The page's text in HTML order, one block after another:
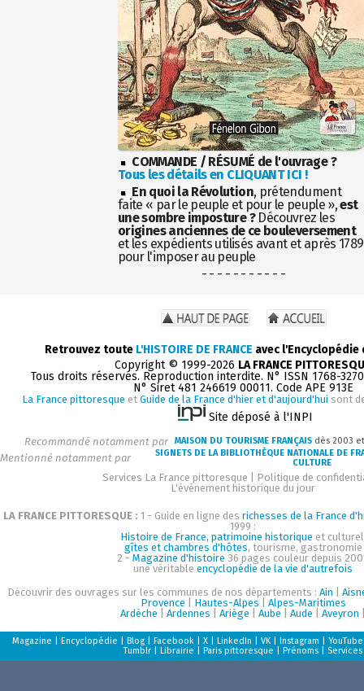
COMMANDE / RÉSUMÉ de l'ouvrage ?
Tous les détails en CLIQUANT ICI !
En quoi la Révolution, prétendument
faite « par le peuple et pour le peuple »,est
une sombre imposture ?Découvrez les
origines anciennes de ce bouleversement
et les expédients utilisés avant et après 1789
pour l'imposer au peuple
- - - - - - - - - - -
Retrouvez toute L'HISTOIRE DE FRANCE avec
Copyright © 1999-2026 LA FRANCE
Tous droits réservés. Reproduction interdite. N° ISSN 1768-
N° Siret 481 246619 00011. Code APE 913E
La France pittoresque et Guide de la France d'hier et d'aujourd'hui sont
Site déposé à l'INPI
Recommandé notamment par MAISON DU TOURISME FRANÇAIS dès 2003
Mentionné notamment par
SIGNETS DE LA BIBLIOTHÈQUE NATIONALE DE
CULTURE
Services La France pittoresque
Politique de
L'événement historique du jour
LA FRANCE PITTORESQUE : 1 - Guide en ligne des richesses de la France
1999 :
Histoire de France, patrimoine historique et
gîtes et chambres d'hôtes, tourisme, gastronomie
2 - Magazine d'histoire 36 pages couleur depuis
une véritableencyclopédie de la vie d'autrefois
Découvrir des ouvrages sur les communes de nos départements :Ain |
Provence
Hautes-Alpes
Alpes-Maritimes
Ardèche |Ardennes |Ariège |Aube |Aude |Aveyron
Magazine |Encyclopédie |Blog |Facebook |X |LinkedIn |VK |Instagram |YouTube
Tumblr |Librairie |Paris pittoresque |Prénoms Services